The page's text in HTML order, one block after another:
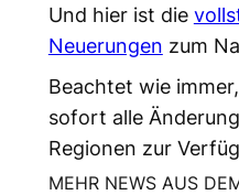
Und hier ist die
Neuerungen zum
Beachtet wie
sofort alle
Regionen zur
MEHR NEWS AUS